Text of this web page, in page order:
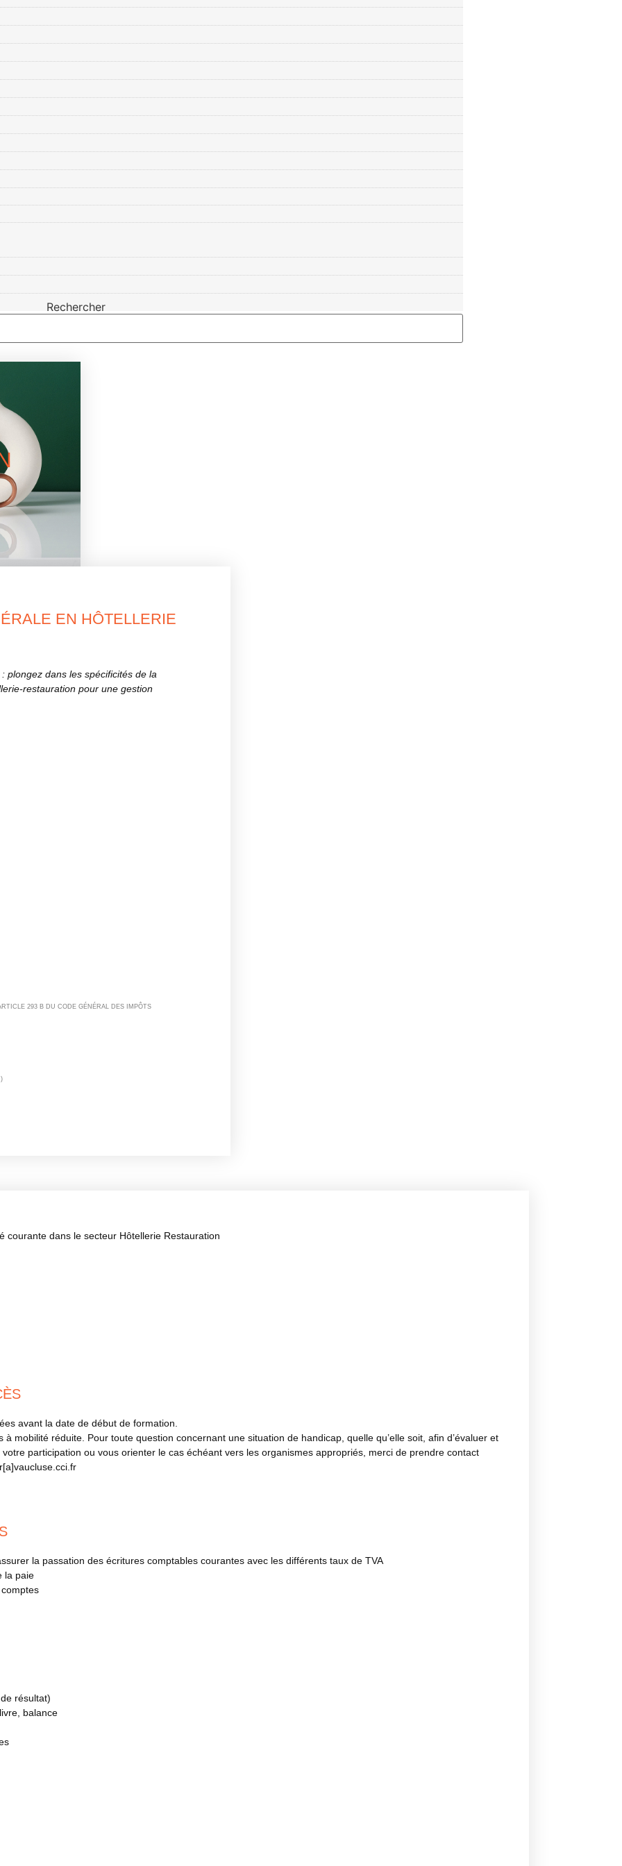
Rechercher
EN HÔTELLERIE
plongez dans les spécificités de la
restauration pour une gestion
293 B DU CODE GÉNÉRAL DES IMPÔTS
courante dans le secteur Hôtellerie Restauration
avant la date de début de formation.
mobilité réduite. Pour toute question concernant une situation de handicap, quelle qu’elle soit, afin d’évaluer et
participation ou vous orienter le cas échéant vers les organismes appropriés, merci de prendre contact
la passation des écritures comptables courantes avec les différents taux de TVA
la paie
résultat)
balance